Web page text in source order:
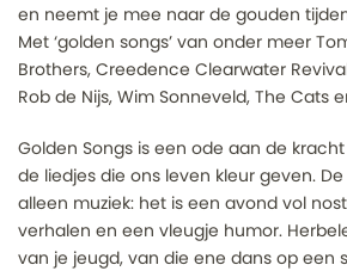
en neemt je mee naar de gouden
Met ‘golden songs’ van onder meer
Brothers, Creedence Clearwater
Rob de Nijs, Wim Sonneveld, The Cats
Golden Songs is een ode aan de
de liedjes die ons leven kleur geven.
alleen muziek: het is een avond vol
verhalen en een vleugje humor.
van je jeugd, van die ene dans op een